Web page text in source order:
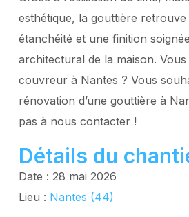
esthétique, la gouttière
étanchéité et une finition
architectural de la maison.
couvreur à Nantes ? Vous
rénovation d’une gouttière à
pas à nous contacter !
Détails du
Date : 28 mai 2026
Lieu : Nantes (44)